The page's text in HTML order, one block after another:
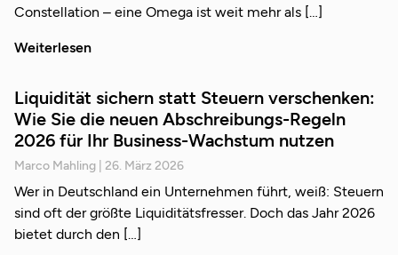
Constellation – eine Omega ist weit mehr als
Weiterlesen
Liquidität sichern statt Steuern verschenken:
Wie Sie die neuen Abschreibungs-Regeln
2026 für Ihr Business-Wachstum nutzen
Marco Mahling 26. März 2026
Wer in Deutschland ein Unternehmen führt, weiß: Steuern
sind oft der größte Liquiditätsfresser. Doch das Jahr 2026
bietet durch den